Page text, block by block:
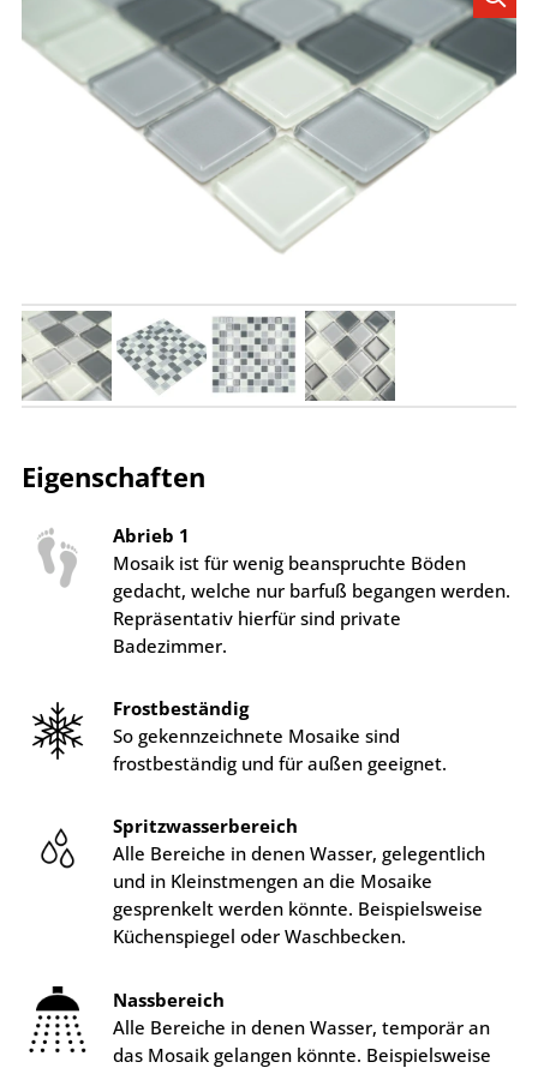
Eigenschaften
Abrieb 1
Mosaik ist für wenig beanspruchte Böden
gedacht, welche nur barfuß begangen werden.
Repräsentativ hierfür sind private
Badezimmer.
Frostbeständig
So gekennzeichnete Mosaike sind
frostbeständig und für außen geeignet.
Spritzwasserbereich
Alle Bereiche in denen Wasser, gelegentlich
und in Kleinstmengen an die Mosaike
gesprenkelt werden könnte. Beispielsweise
Küchenspiegel oder Waschbecken.
Nassbereich
Alle Bereiche in denen Wasser, temporär an
das Mosaik gelangen könnte. Beispielsweise